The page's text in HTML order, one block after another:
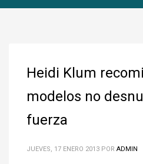
Heidi Klum
modelos no
fuerza
JUEVES, 17 ENERO 2013 POR ADMIN